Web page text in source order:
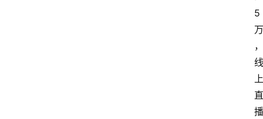
5
万
，
线
上
直
播